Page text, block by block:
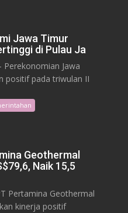
Jawa Timur
di Pulau Ja
Perekonomian Jawa
positif pada triwulan II
Geothermal
Naik 15,5
Pertamina Geothermal
kinerja positif